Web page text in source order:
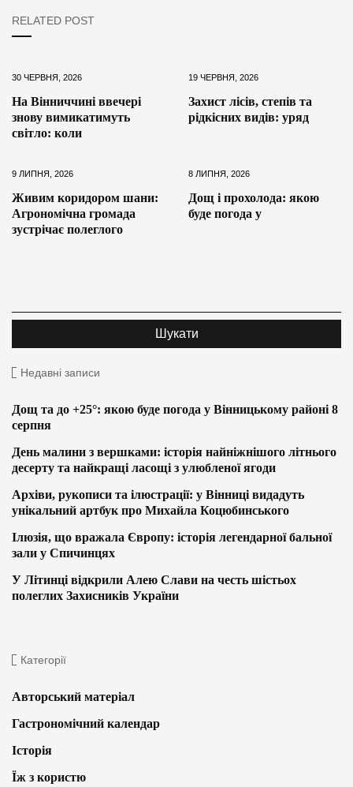
RELATED POST
30 ЧЕРВНЯ, 2026
На Вінниччині ввечері
знову вимикатимуть
світло: коли
19 ЧЕРВНЯ, 2026
Захист лісів, степів та
рідкісних видів: уряд
9 ЛИПНЯ, 2026
Живим коридором шани:
Агрономічна громада
зустрічає полеглого
8 ЛИПНЯ, 2026
Дощ і прохолода: якою
буде погода у
Недавні записи
Дощ та до +25°: якою буде погода у Вінницькому районі 8
серпня
День малини з вершками: історія найніжнішого літнього
десерту та найкращі ласощі з улюбленої ягоди
Архіви, рукописи та ілюстрації: у Вінниці видадуть
унікальний артбук про Михайла Коцюбинського
Ілюзія, що вражала Європу: історія легендарної бальної
зали у Спичинцях
У Літинці відкрили Алею Слави на честь шістьох
полеглих Захисників України
Категорії
Авторський матеріал
Гастрономічний календар
Історія
Їж з користю